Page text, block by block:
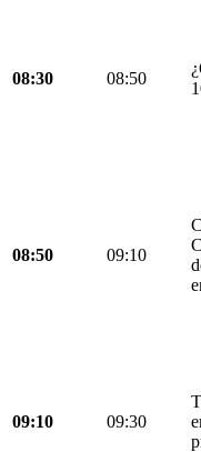
08:30 08:50
08:50 09:10
09:10 09:30